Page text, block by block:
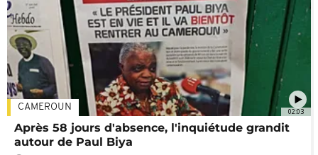
02:03
CAMEROUN
Après 58 jours d'absence, l'inquiétude grandit
autour de Paul Biya